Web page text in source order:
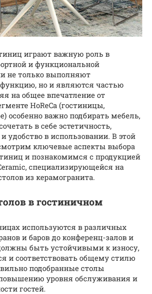
играют важную роль в
и функциональной
не только выполняют
но и являются частью
на общее впечатление от
HoReCa (гостиницы,
особенно важно подбирать мебель,
в себе эстетичность,
удобство в использовании. В этой
ключевые аспекты выбора
и познакомимся с продукцией
специализирующейся на
из керамогранита.
в гостиничном
используются в различных
и баров до конференц-залов и
быть устойчивыми к износу,
и соответствовать общему стилю
подобранные столы
уровня обслуживания и
гостей.